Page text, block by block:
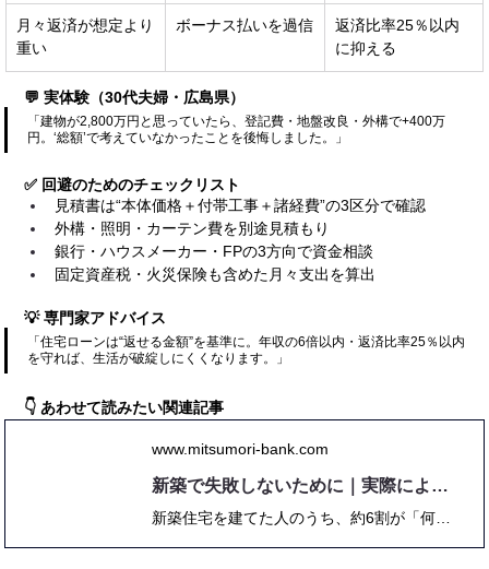
月々返済が想定より
重い
ボーナス払いを過信
返済比率25％以内
に抑える
💬 実体験（30代夫婦・広島県）
「建物が2,800万円と思っていたら、登記費・地盤改良・外構で+400万
円。‘総額’で考えていなかったことを後悔しました。」
✅ 回避のためのチェックリスト
見積書は“本体価格＋付帯工事＋諸経費”の3区分で確認
外構・照明・カーテン費を別途見積もり
銀行・ハウスメーカー・FPの3方向で資金相談
固定資産税・火災保険も含めた月々支出を算出
💡 専門家アドバイス
「住宅ローンは“返せる金額”を基準に。年収の6倍以内・返済比率25％以内
を守れば、生活が破綻しにくくなります。」
👇 あわせて読みたい関連記事
www.mitsumori-bank.com
新築で失敗しないために｜実際によくある後悔ポイントと対策